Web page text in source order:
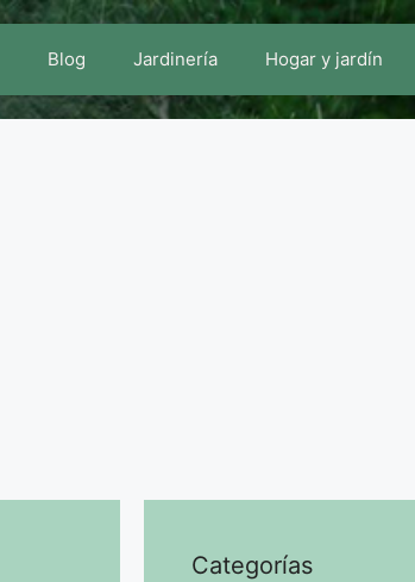
Blog Jardinería Hogar y jardín
Categorías